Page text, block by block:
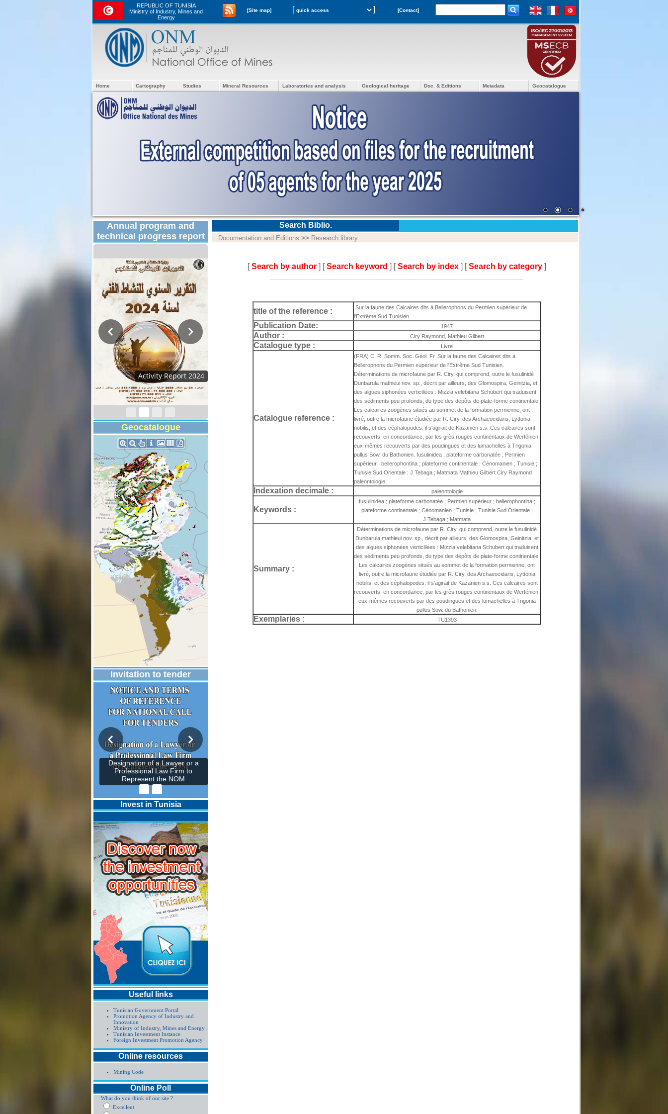
REPUBLIC OF TUNISIA
Ministry of Industry, Mines and
Energy
[Site map] [ ] [Contact]
Home Cartography Studies Mineral Resources Laboratories and analysis Geological heritage Doc. & Editions Metadata Geocatalogue
Annual program and
technical progress report
Activity Report 2024
Geocatalogue
Invitation to tender
Designation of a Lawyer or a
Professional Law Firm to
Represent the NOM
Invest in Tunisia
Useful links
Tunisian Government Portal
Promotion Agency of Industry and
Innovation
Ministry of Industry, Mines and Energy
Tunisian Investment Instance
Foreign Investment Promotion Agency
Online resources
Mining Code
Online Poll
What do you think of our site ?
Excellent
Search Biblio.
:: Documentation and Editions >> Research library
[Search by author ] [Search keyword ] [Search by index ] [Search by category ]
title of the reference :
Sur la faune des Calcaires dits à Bellerophons du Permien supérieur de
l'Extrême Sud Tunisien.
Publication Date: 1947
Author : Ciry Raymond, Mathieu Gilbert
Catalogue type : Livre
Catalogue reference :
(FRA) C. R. Somm. Soc. Géol. Fr. Sur la faune des Calcaires dits à
Bellerophons du Permien supérieur de l'Extrême Sud Tunisien.
Déterminations de microfaune par R. Ciry, qui comprend, outre le fusulinidé
Dunbarula mathieui nov. sp., décrit par ailleurs, des Glomospira, Geinitzia, et
des algues siphonées verticillées : Mizzia velebitana Schubert qui traduisent
des sédiments peu profonds, du type des dépôts de plate-forme continentale.
Les calcaires zoogènes situés au sommet de la formation permienne, ont
livré, outre la microfaune étudiée par R. Ciry, des Archaeocidaris, Lyttonia
nobilis, et des céphalopodes: il s'agirait de Kazanien s.s. Ces calcaires sont
recouverts, en concordance, par les grès rouges continentaux de Werfénien,
eux-mêmes recouverts par des poudingues et des lumachelles à Trigonia
pullus Sow. du Bathonien. fusulinidea ; plateforme carbonatée ; Permien
supérieur ; bellerophontina ; plateforme continentale ; Cénomanien ; Tunisie ;
Tunisie Sud Orientale ; J.Tebaga ; Matmata Mathieu Gilbert Ciry Raymond
paleontologie
Indexation decimale : paleontologie
Keywords :
fusulinidea ; plateforme carbonatée ; Permien supérieur ; bellerophontina ;
plateforme continentale ; Cénomanien ; Tunisie ; Tunisie Sud Orientale ;
J.Tebaga ; Matmata
Summary :
Déterminations de microfaune par R. Ciry, qui comprend, outre le fusulinidé
Dunbarula mathieui nov. sp., décrit par ailleurs, des Glomospira, Geinitzia, et
des algues siphonées verticillées : Mizzia velebitana Schubert qui traduisent
des sédiments peu profonds, du type des dépôts de plate-forme continentale.
Les calcaires zoogènes situés au sommet de la formation permienne, ont
livré, outre la microfaune étudiée par R. Ciry, des Archaeocidaris, Lyttonia
nobilis, et des céphalopodes: il s'agirait de Kazanien s.s. Ces calcaires sont
recouverts, en concordance, par les grès rouges continentaux de Werfénien,
eux-mêmes recouverts par des poudingues et des lumachelles à Trigonia
pullus Sow. du Bathonien.
Exemplaries : TU1393